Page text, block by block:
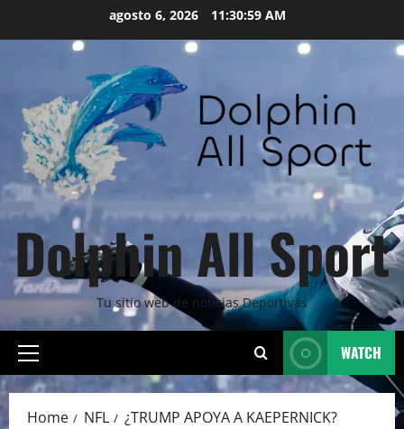
agosto 6, 2026 11:31:00 AM
Dolphin All Sport
Tu sitio web de noticias Deportivas
Primary
Menu
WATCH
Home NFL ¿TRUMP APOYA A KAEPERNICK?